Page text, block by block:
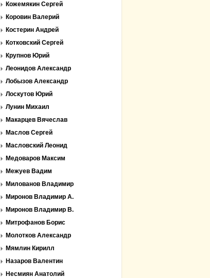
Кожемякин Сергей
Коровин Валерий
Костерин Андрей
Котковский Сергей
Крупнов Юрий
Леонидов Александр
Лобызов Александр
Лоскутов Юрий
Лунин Михаил
Макарцев Вячеслав
Маслов Сергей
Масловский Леонид
Медоваров Максим
Межуев Вадим
Милованов Владимир
Миронов Владимир А.
Миронов Владимир В.
Митрофанов Борис
Молотков Александр
Мямлин Кирилл
Назаров Валентин
Несмиян Анатолий